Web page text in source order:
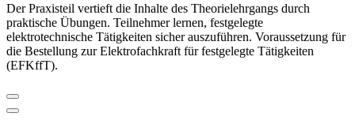
Der Praxisteil vertieft die Inhalte des Theorielehrgangs durch
praktische Übungen. Teilnehmer lernen, festgelegte
elektrotechnische Tätigkeiten sicher auszuführen. Voraussetzung für
die Bestellung zur Elektrofachkraft für festgelegte Tätigkeiten
(EFKffT).